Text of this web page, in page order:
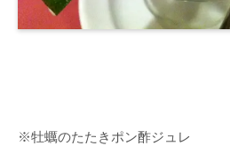
※牡蠣のたたきポン酢ジュレ